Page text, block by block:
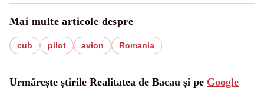
Mai multe articole despre
cub pilot avion Romania
Urmărește știrile Realitatea de Bacau și pe Google